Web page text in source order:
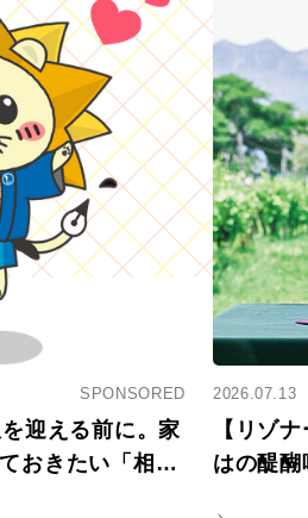
SPONSORED
迎える前に。家
おきたい「相続
2026.07.13
【リゾ
はの醍